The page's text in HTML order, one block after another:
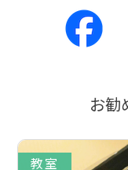
お勧
教室